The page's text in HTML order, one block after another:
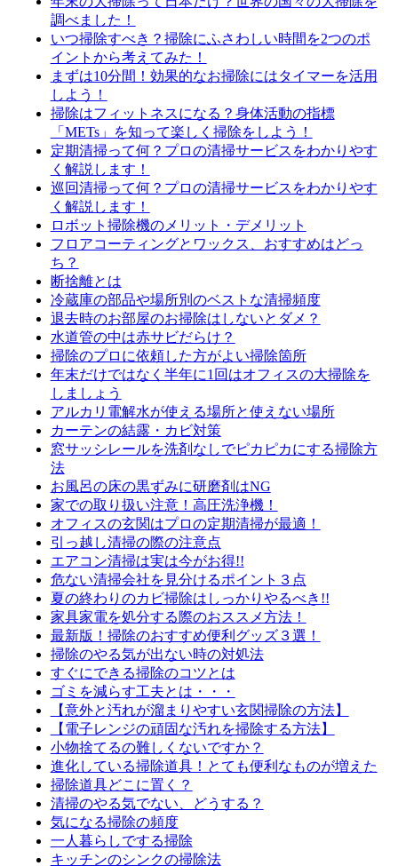
調べました！
いつ掃除すべき？掃除にふさわしい時間を2つのポ
イントから考えてみた！
まずは10分間！効果的なお掃除にはタイマーを活用
しよう！
掃除はフィットネスになる？身体活動の指標
「METs」を知って楽しく掃除をしよう！
定期清掃って何？プロの清掃サービスをわかりやす
く解説します！
巡回清掃って何？プロの清掃サービスをわかりやす
く解説します！
ロボット掃除機のメリット・デメリット
フロアコーティングとワックス、おすすめはどっ
ち？
断捨離とは
冷蔵庫の部品や場所別のベストな清掃頻度
退去時のお部屋のお掃除はしないとダメ？
水道管の中は赤サビだらけ？
掃除のプロに依頼した方がよい掃除箇所
年末だけではなく半年に1回はオフィスの大掃除を
しましょう
アルカリ電解水が使える場所と使えない場所
カーテンの結露・カビ対策
窓サッシレールを洗剤なしでピカピカにする掃除方
法
お風呂の床の黒ずみに研磨剤はNG
家での取り扱い注意！高圧洗浄機！
オフィスの玄関はプロの定期清掃が最適！
引っ越し清掃の際の注意点
エアコン清掃は実は今がお得!!
危ない清掃会社を見分けるポイント３点
夏の終わりのカビ掃除はしっかりやるべき!!
家具家電を処分する際のおススメ方法！
最新版！掃除のおすすめ便利グッズ３選！
掃除のやる気が出ない時の対処法
すぐにできる掃除のコツとは
ゴミを減らす工夫とは・・・
【意外と汚れが溜まりやすい玄関掃除の方法】
【電子レンジの頑固な汚れを掃除する方法】
小物捨てるの難しくないですか？
進化している掃除道具！とても便利なものが増えた
掃除道具どこに置く？
清掃のやる気でない、どうする？
気になる掃除の頻度
一人暮らしでする掃除
キッチンのシンクの掃除法